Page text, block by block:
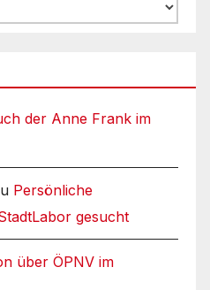
der Anne Frank im
Persönliche
gesucht
über ÖPNV im